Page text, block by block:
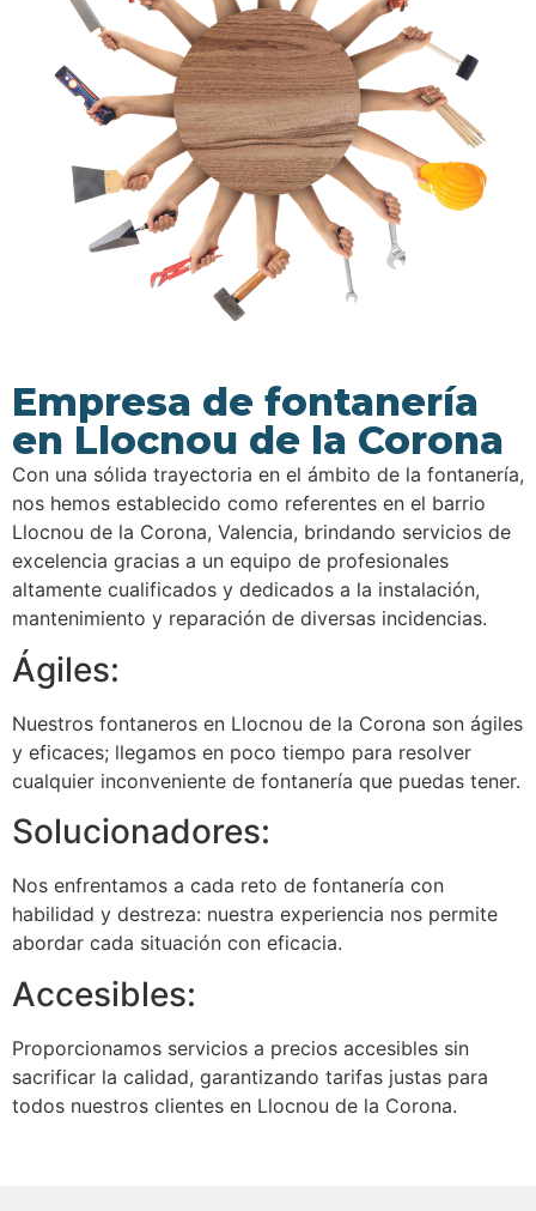
Empresa de fontanería
en Llocnou de la Corona
Con una sólida trayectoria en el ámbito de la fontanería,
nos hemos establecido como referentes en el barrio
Llocnou de la Corona, Valencia, brindando servicios de
excelencia gracias a un equipo de profesionales
altamente cualificados y dedicados a la instalación,
mantenimiento y reparación de diversas incidencias.
Ágiles:
Nuestros fontaneros en Llocnou de la Corona son ágiles
y eficaces; llegamos en poco tiempo para resolver
cualquier inconveniente de fontanería que puedas tener.
Solucionadores:
Nos enfrentamos a cada reto de fontanería con
habilidad y destreza: nuestra experiencia nos permite
abordar cada situación con eficacia.
Accesibles:
Proporcionamos servicios a precios accesibles sin
sacrificar la calidad, garantizando tarifas justas para
todos nuestros clientes en Llocnou de la Corona.